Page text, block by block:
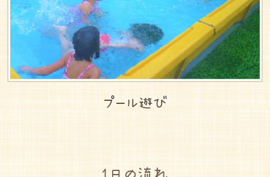
プール遊び
1日の流れ